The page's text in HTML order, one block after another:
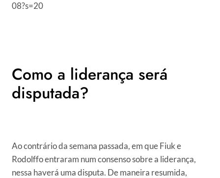
08?s=20
Como a liderança será
disputada?
Ao contrário da semana passada, em que Fiuk e
Rodolffo entraram num consenso sobre a liderança,
nessa haverá uma disputa. De maneira resumida,